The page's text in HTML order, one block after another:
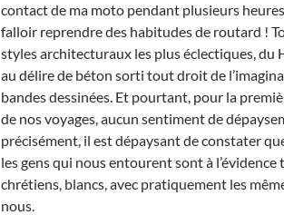
contact de ma moto pendant plusieurs
falloir reprendre des habitudes de routard !
styles architecturaux les plus éclectiques, du
au délire de béton sorti tout droit de
bandes dessinées. Et pourtant, pour la
de nos voyages, aucun sentiment de
précisément, il est dépaysant de constater
les gens qui nous entourent sont à l’évidence
chrétiens, blancs, avec pratiquement les
nous.